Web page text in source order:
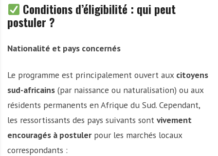
Conditions d’éligibilité : qui peut
postuler ?
Nationalité et pays concernés
Le programme est principalement ouvert aux citoyens
sud-africains (par naissance ou naturalisation) ou aux
résidents permanents en Afrique du Sud. Cependant,
les ressortissants des pays suivants sont vivement
encouragés à postulerpour les marchés locaux
correspondants :